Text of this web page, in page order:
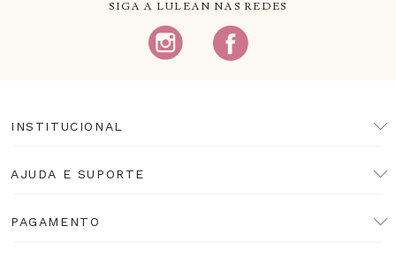
SIGA A LULEAN NAS REDES
INSTITUCIONAL
AJUDA E SUPORTE
PAGAMENTO